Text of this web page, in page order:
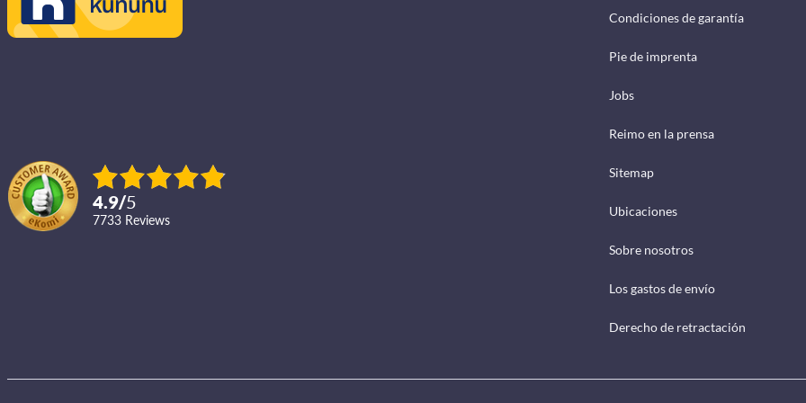
4.9/5
7733 reviews
Condiciones de garantía
Pie de imprenta
Jobs
Reimo en la prensa
Sitemap
Ubicaciones
Sobre nosotros
Los gastos de envío
Derecho de retractación